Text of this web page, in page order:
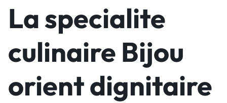
La specialite
culinaire Bijou
orient dignitaire